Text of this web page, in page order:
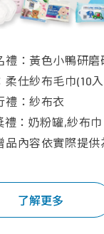
：黃色小鴨研磨
仕紗布毛巾(10
：紗布衣
：奶粉罐,紗布巾
內容依實際提供
了解更多